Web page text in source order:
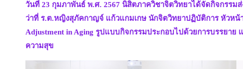
วันที่ 23 กุมภาพันธ์ พ.ศ. 2567 นิสิตภาควิชาจิตวิทยาได้จัดกิจกรรมส่
ว่าที่ ร.ต.หญิงสุภัคกาญจ์ แก้วแกมเกษ นักจิตวิทยาปฏิบัติการ หัวหน้
Adjustment in Aging รูปแบบกิจกรรมประกอบไปด้วยการบรรยา
ความสุข